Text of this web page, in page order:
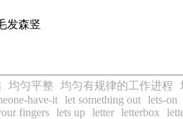
发森竖
均匀平整 均匀有规律的工作进程
have-it let something out lets-on
fingers lets up letter letterbox